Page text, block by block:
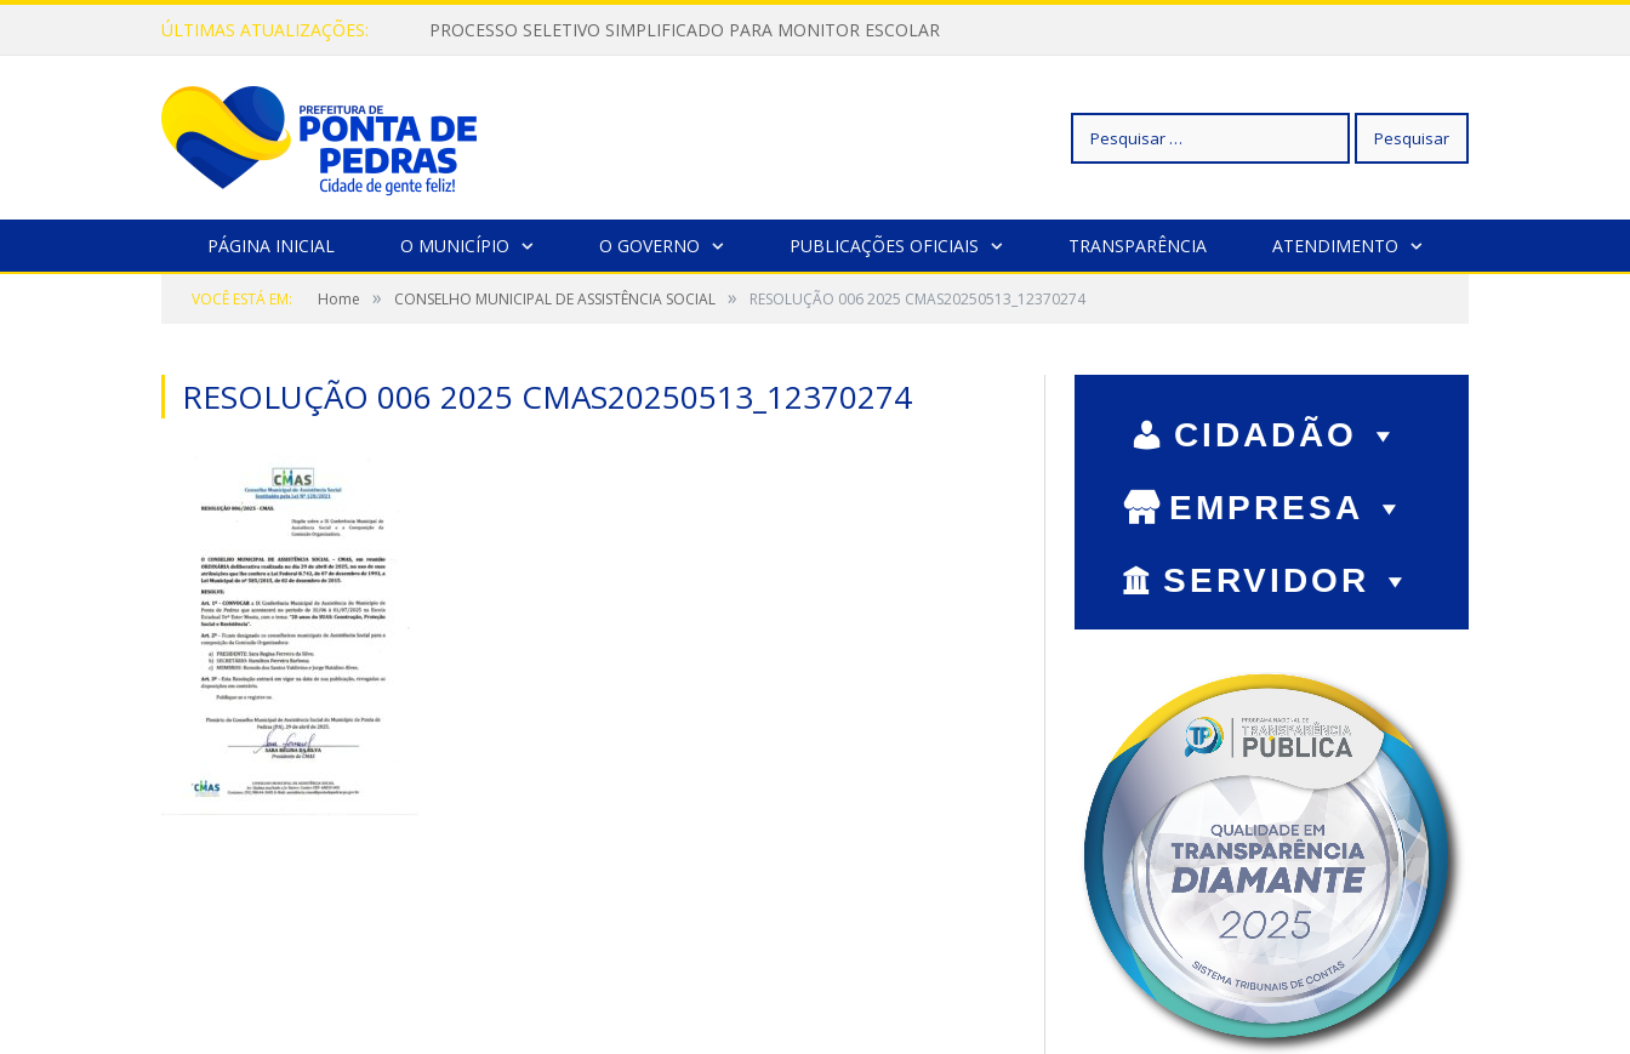
ÚLTIMAS ATUALIZAÇÕES: PROCESSO SELETIVO SIMPLIFICADO PARA MONITOR ESCOLAR
Pesquisar
por:
PÁGINA INICIAL O MUNICÍPIO O GOVERNO PUBLICAÇÕES OFICIAIS TRANSPARÊNCIA ATENDIMENTO
VOCÊ ESTÁ EM: Home » CONSELHO MUNICIPAL DE ASSISTÊNCIA SOCIAL » RESOLUÇÃO 006 2025 CMAS20250513_12370274
RESOLUÇÃO 006 2025 CMAS20250513_12370274
CIDADÃO
EMPRESA
SERVIDOR